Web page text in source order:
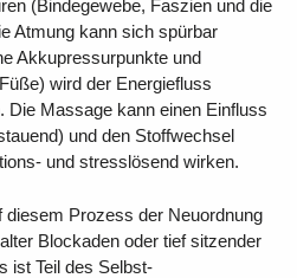
(Bindegewebe, Faszien und die
Atmung kann sich spürbar
Akkupressurpunkte und
wird der Energiefluss
Die Massage kann einen Einfluss
und den Stoffwechsel
und stresslösend wirken.
diesem Prozess der Neuordnung
Blockaden oder tief sitzender
ist Teil des Selbst-